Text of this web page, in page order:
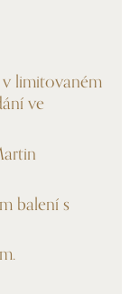
limitovaném
ve
balení s